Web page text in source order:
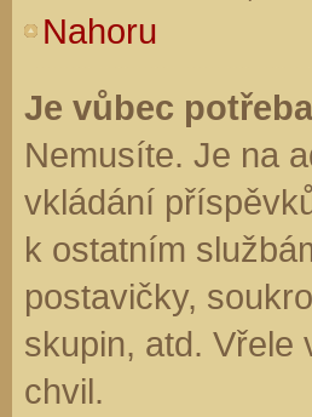
Nahoru
Je vůbec
Nemusíte. Je na
vkládání
k ostatním
postavičky,
skupin, atd. Vřele
chvil.